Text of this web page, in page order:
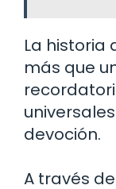
La historia
más que
devoción.
A través